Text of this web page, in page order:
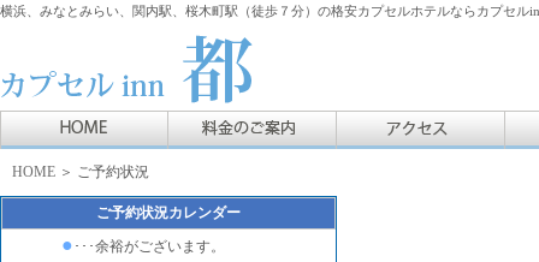
横浜、みなとみらい、関内駅、桜木町駅（徒歩７分）の格安カプセルホテルならカプセル
HOME ＞ ご予約状況
ご予約状況カレンダー
● ･･･余裕がございます。